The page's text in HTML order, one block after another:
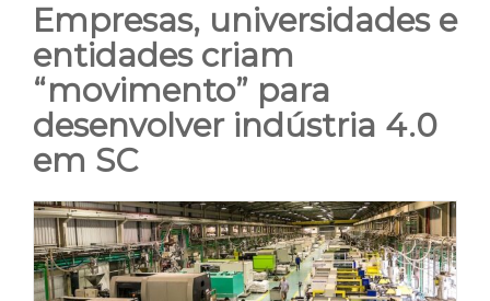
Empresas, universidades e
entidades criam
“movimento” para
desenvolver indústria 4.0
em SC
View
Larger
Image